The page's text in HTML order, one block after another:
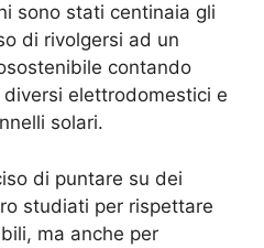
sono stati centinaia gli
di rivolgersi ad un
contando
elettrodomestici e
solari.
di puntare su dei
studiati per rispettare
ma anche per